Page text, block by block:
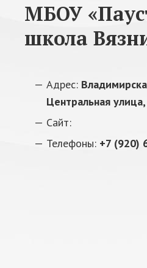
МБОУ
школа
Адрес:
Центральная
Сайт:
Телефоны: +7 (920)